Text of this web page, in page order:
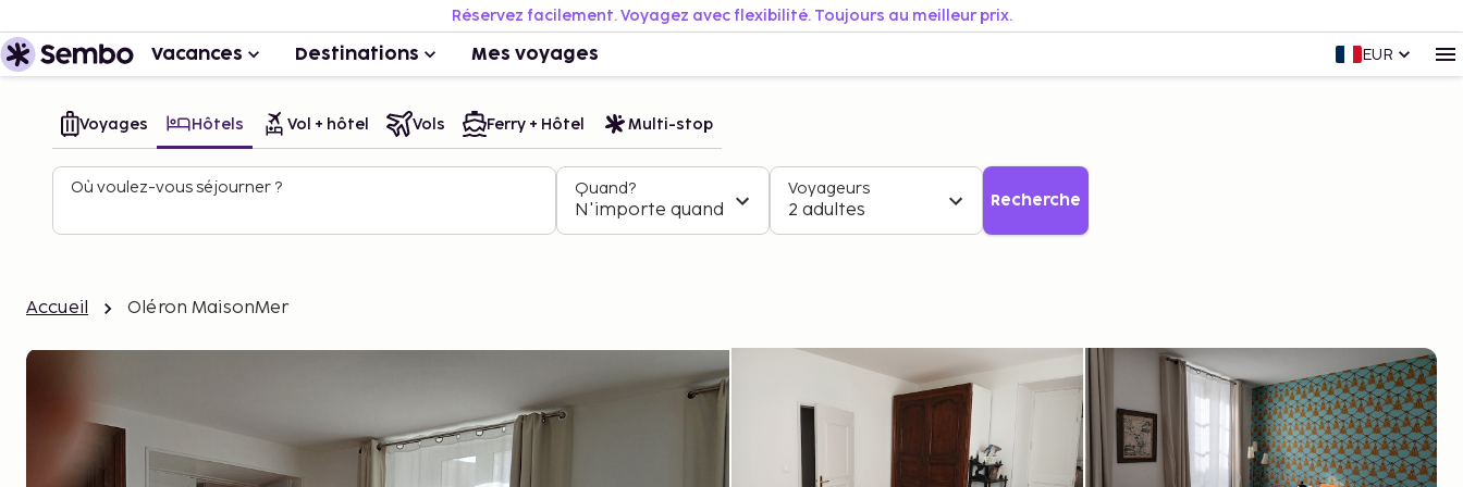
Réservez facilement. Voyagez avec flexibilité. Toujours au meilleur prix.
Vacances Destinations Mes voyages EUR
Voyages Hôtels Vol + hôtel Vols Ferry + Hôtel Multi-stop
Où voulez-vous séjourner ? Quand?
N'importe quand
Voyageurs
2 adultes Recherche
Accueil Oléron MaisonMer